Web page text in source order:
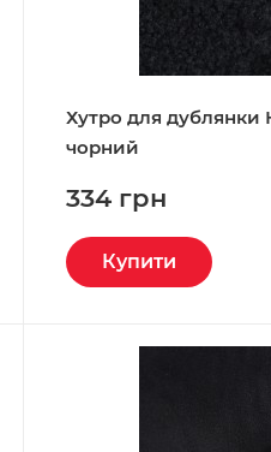
Хутро для дублянки
чорний
334 грн
Купити